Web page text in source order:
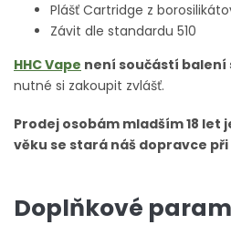
Plášť Cartridge z
Závit dle standardu 510
HHC Vape není součástí balení
nutné si zakoupit zvlášť.
Prodej osobám mladším 18 let
věku se stará náš dopravce
Doplňkové